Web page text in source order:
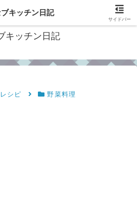
住情報やおすすめ食材・レシピを発信
キッチン日記
シピ 野菜料理
ブキッチン日記
サイドバー